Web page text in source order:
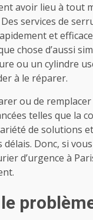
avoir lieu à tout
services de
et
chose d’aussi
ou un cylindre
à le réparer.
ou de
telles que la
de solutions
Donc, si
d’urgence à